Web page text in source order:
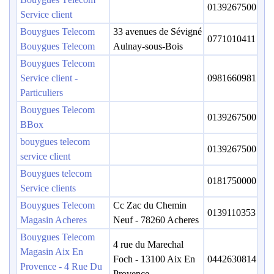
Service client
0139267500
Bouygues Telecom
Bouygues Telecom
33 avenues de Sévigné
Aulnay-sous-Bois
0771010411
Bouygues Telecom
Service client -
Particuliers
0981660981
Bouygues Telecom
BBox
0139267500
bouygues telecom
service client
0139267500
Bouygues telecom
Service clients
0181750000
Bouygues Telecom
Magasin Acheres
Cc Zac du Chemin
Neuf - 78260 Acheres
0139110353
Bouygues Telecom
Magasin Aix En
Provence - 4 Rue Du
4 rue du Marechal
Foch - 13100 Aix En
0442630814